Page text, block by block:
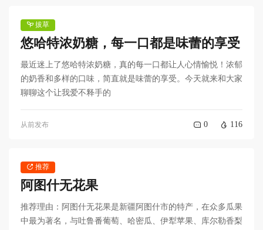
拔草
​悠哈特浓奶糖，每一口都是味蕾的享受
最近迷上了悠哈特浓奶糖，真的每一口都让人心情愉悦！浓郁
的奶香和多样的口味，简直就是味蕾的享受。今天就来和大家
聊聊这个让我爱不释手的
从前发布 0 116
推荐
阿图什无花果
推荐理由：阿图什无花果是新疆阿图什市的特产，在众多瓜果
中最为著名，与吐鲁番葡萄、哈密瓜、伊犁苹果、库尔勒香梨